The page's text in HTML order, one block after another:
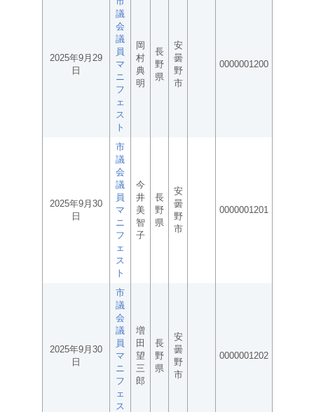
2025年9月29
日
議
会
議
員
マ
ニ
フ
ェ
ス
ト
岡
村
典
明
長
野
県
安
曇
野
市
0000001200
2025年9月30
日
市
議
会
議
員
マ
ニ
フ
ェ
ス
ト
今
井
美
智
子
長
野
県
安
曇
野
市
0000001201
2025年9月30
日
市
議
会
議
員
マ
ニ
フ
ェ
ス
増
田
望
三
郎
長
野
県
安
曇
野
市
0000001202